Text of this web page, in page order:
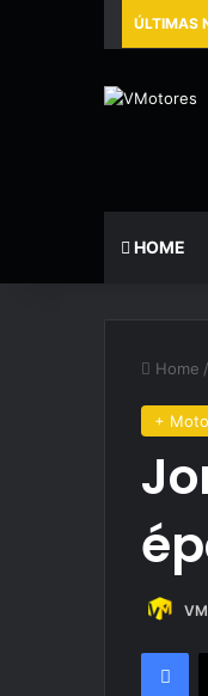
ÚLTIMAS
HOME
Home /
+